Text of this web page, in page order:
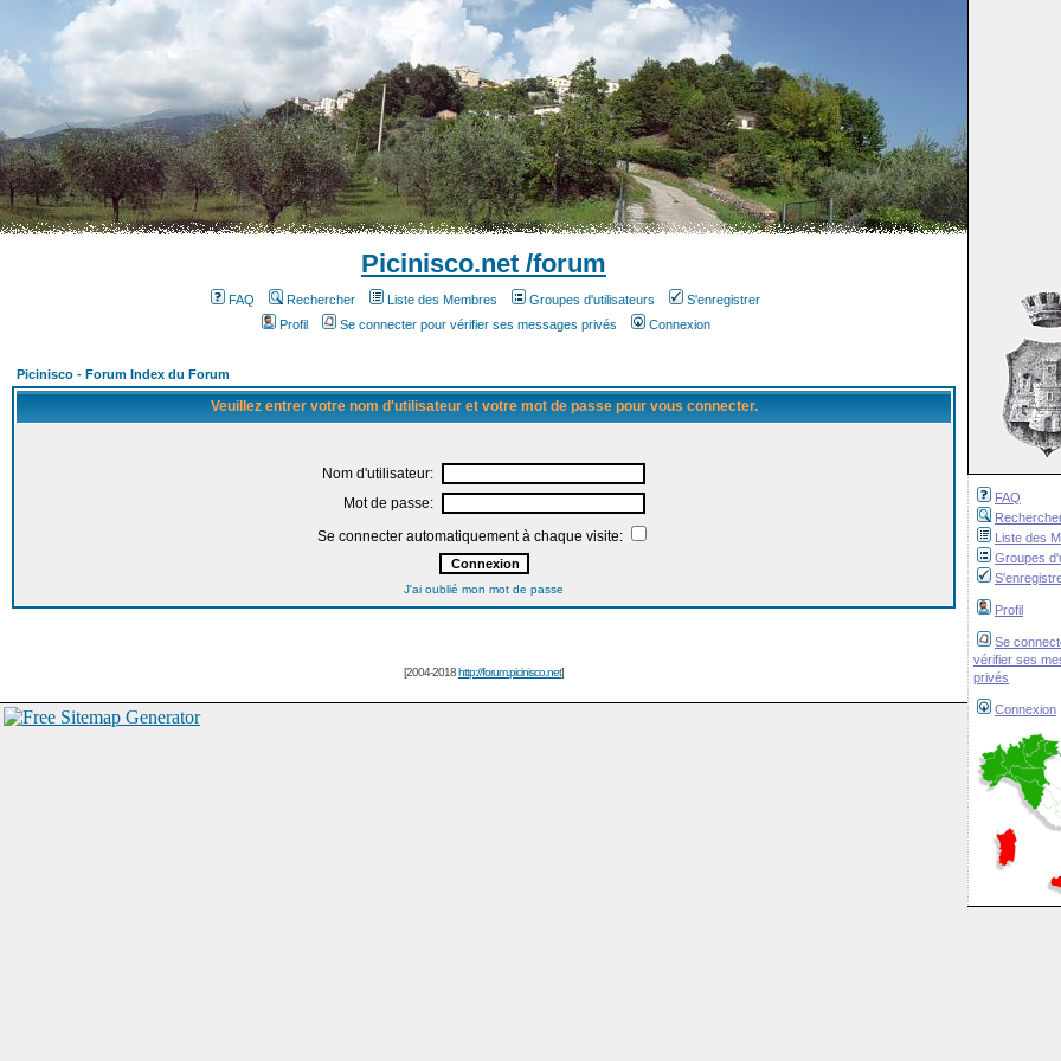
FAQ
Liste des
Groupes
Profil
Se
vérifier ses
privés
Connexion
Picinisco.net /forum
FAQ Rechercher Liste des Membres Groupes d'utilisateurs
S'enregistrer
Profil
Se connecter pour vérifier ses messages privés Connexion
Picinisco - Forum Index du Forum
Veuillez entrer votre nom d'utilisateur et votre mot de passe pour vous connecter.
Nom d'utilisateur:
Mot de passe:
Se connecter automatiquement à chaque visite:
J'ai oublié mon mot de passe
[2004-2018http://forum.picinisco.net]